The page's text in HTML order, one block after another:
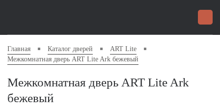
Главная Каталог дверей
ART Lite
Межкомнатная дверь ART Lite Ark бежевый
Межкомнатная дверь ART Lite Ark
бежевый